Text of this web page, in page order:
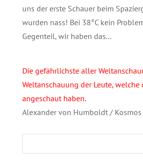
uns der erste Schauer beim
wurden nass! Bei 38°C kein
Gegenteil, wir haben das...
Die gefährlichste aller
Weltanschauung der Leute, welche
angeschaut haben.
Alexander von Humboldt / Kosmos